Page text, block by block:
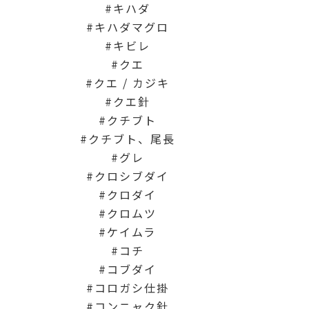
キハダ
キハダマグロ
キビレ
クエ
クエ / カジキ
クエ針
クチブト
クチブト、尾長
グレ
クロシブダイ
クロダイ
クロムツ
ケイムラ
コチ
コブダイ
コロガシ仕掛